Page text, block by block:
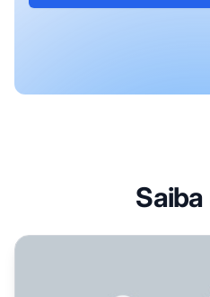
Fatores de Ranqueamento